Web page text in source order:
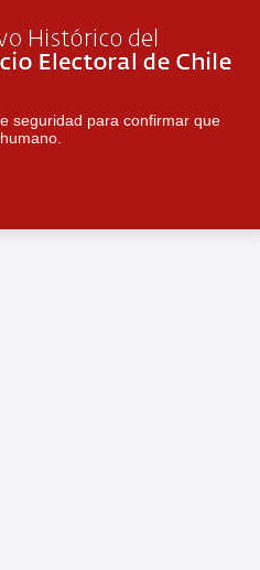
seguridad para confirmar que